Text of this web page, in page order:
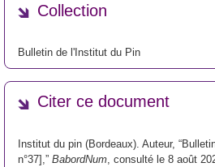
Collection
Bulletin de l'Institut du Pin
Citer ce document
Institut du pin (Bordeaux). Auteur,
n°37],” BabordNum, consulté le 8 août